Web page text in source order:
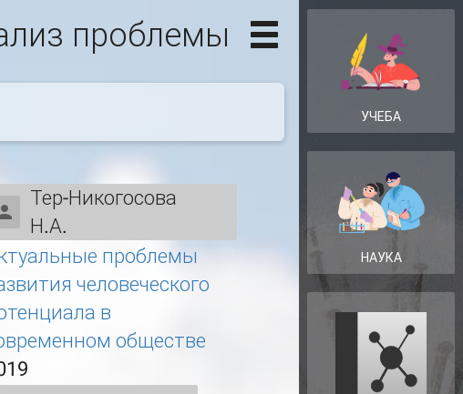
проблемы
Тер-Никогосова
Н.А.
проблемы
человеческого
в
обществе
УЧЕБА
НАУКА